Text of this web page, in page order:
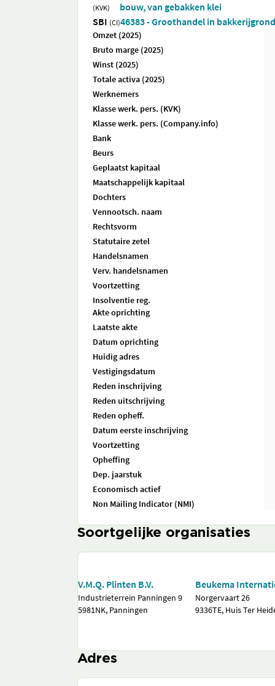
(KVK)
bouw, van gebakken klei
SBI (CI)46383 - Groothandel in
Omzet (2025)
Bruto marge (2025)
Winst (2025)
Totale activa (2025)
Werknemers
Klasse werk. pers. (KVK)
Klasse werk. pers. (Company.info)
Bank
Beurs
Geplaatst kapitaal
Maatschappelijk kapitaal
Dochters
Vennootsch. naam
Rechtsvorm
Statutaire zetel
Handelsnamen
Verv. handelsnamen
Voortzetting
Insolventie reg.
Akte oprichting
Laatste akte
Datum oprichting
Huidig adres
Vestigingsdatum
Reden inschrijving
Reden uitschrijving
Reden opheff.
Datum eerste inschrijving
Voortzetting
Opheffing
Dep. jaarstuk
Economisch actief
Non Mailing Indicator (NMI)
Soortgelijke organisaties
V.M.Q. Plinten B.V.
Industrieterrein Panningen 9
5981NK, Panningen
Beukema
Norgervaart 26
9336TE, Huis Ter
Adres